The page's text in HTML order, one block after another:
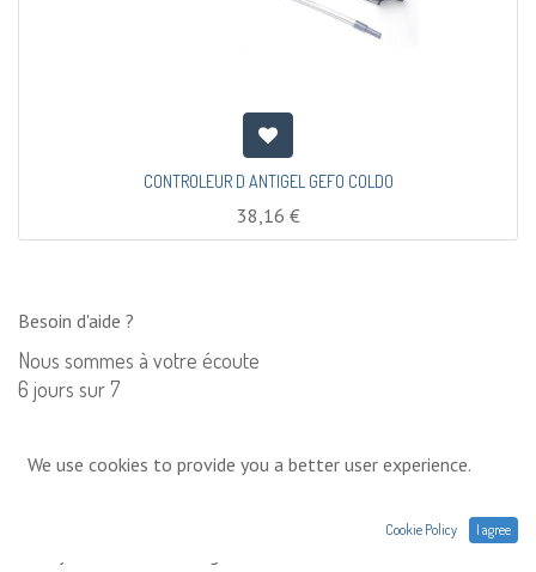
CONTROLEUR D ANTIGEL GEFO COLDO
38,16 €
Besoin d'aide ?
Nous sommes à votre écoute
6 jours sur 7
0033 (0)1 75 86 44 62
We use cookies to provide you a better user experience.
Cookie Policy I agree